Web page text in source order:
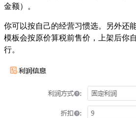
金额）。
你可以按自己的经营习惯选。另外还
模板会按原价算税前售价，上架后你
行。